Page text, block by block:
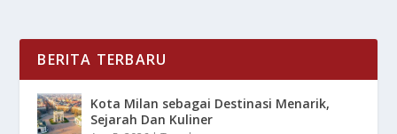
BERITA TERBARU
Kota Milan sebagai Destinasi Menarik,
Sejarah Dan Kuliner